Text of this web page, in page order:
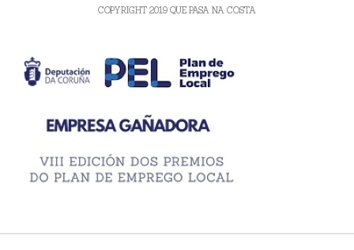
COPYRIGHT 2019 QUE PASA NA COSTA